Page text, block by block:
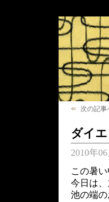
次の記事
ダイ
2010年
この暑
今日は
池の端の